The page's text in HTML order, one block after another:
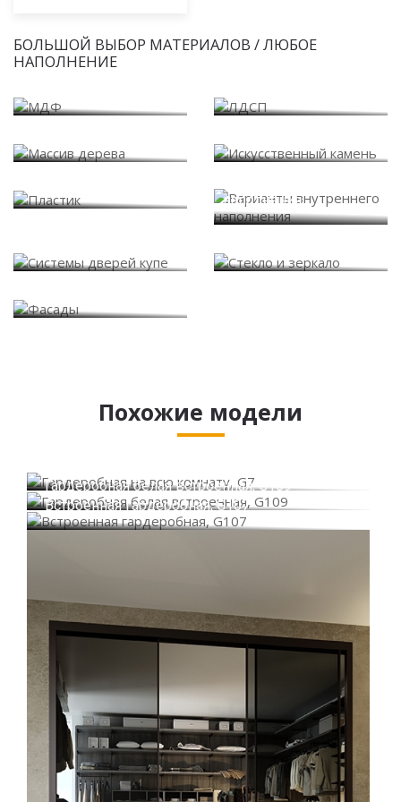
БОЛЬШОЙ ВЫБОР МАТЕРИАЛОВ / ЛЮБОЕ
НАПОЛНЕНИЕ
наполнения
Похожие модели
Гардеробная белая встроенная, G109
Встроенная гардеробная, G107